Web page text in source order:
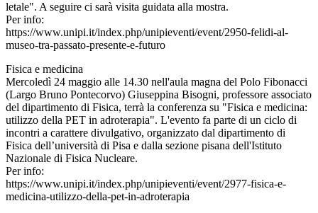
letale". A seguire ci sarà visita guidata alla mostra.
Per info:
https://www.unipi.it/index.php/unipieventi/event/2950-felidi-al-
museo-tra-passato-presente-e-futuro
Fisica e medicina
Mercoledì 24 maggio alle 14.30 nell'aula magna del Polo Fibonacci
(Largo Bruno Pontecorvo) Giuseppina Bisogni, professore associato
del dipartimento di Fisica, terrà la conferenza su "Fisica e medicina:
utilizzo della PET in adroterapia". L'evento fa parte di un ciclo di
incontri a carattere divulgativo, organizzato dal dipartimento di
Fisica dell’università di Pisa e dalla sezione pisana dell'Istituto
Nazionale di Fisica Nucleare.
Per info:
https://www.unipi.it/index.php/unipieventi/event/2977-fisica-e-
medicina-utilizzo-della-pet-in-adroterapia